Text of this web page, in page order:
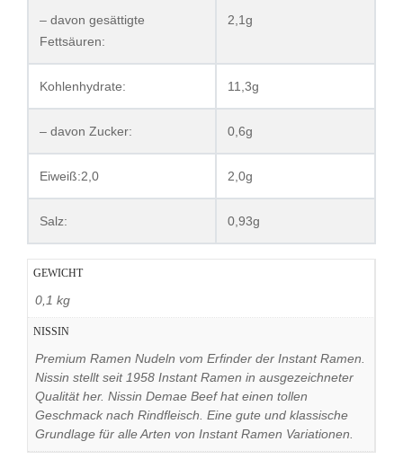
– davon gesättigte
Fettsäuren:
2,1g
Kohlenhydrate: 11,3g
– davon Zucker: 0,6g
Eiweiß:2,0 2,0g
Salz: 0,93g
GEWICHT
0,1 kg
NISSIN
Premium Ramen Nudeln vom Erfinder der Instant Ramen.
Nissin stellt seit 1958 Instant Ramen in ausgezeichneter
Qualität her. Nissin Demae Beef hat einen tollen
Geschmack nach Rindfleisch. Eine gute und klassische
Grundlage für alle Arten von Instant Ramen Variationen.